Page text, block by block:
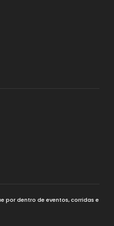
por dentro de eventos, corridas e